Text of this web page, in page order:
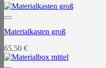
Materialkasten groß
65,50 €